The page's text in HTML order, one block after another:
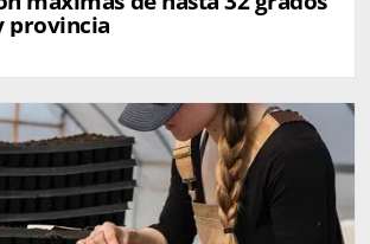
provincia